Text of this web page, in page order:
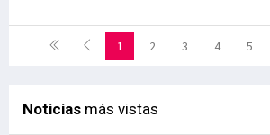
1 2 3 4 5
Noticias más vistas